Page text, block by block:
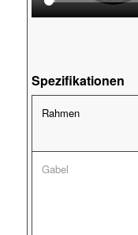
Spezifikationen
Rahmen
Gabel